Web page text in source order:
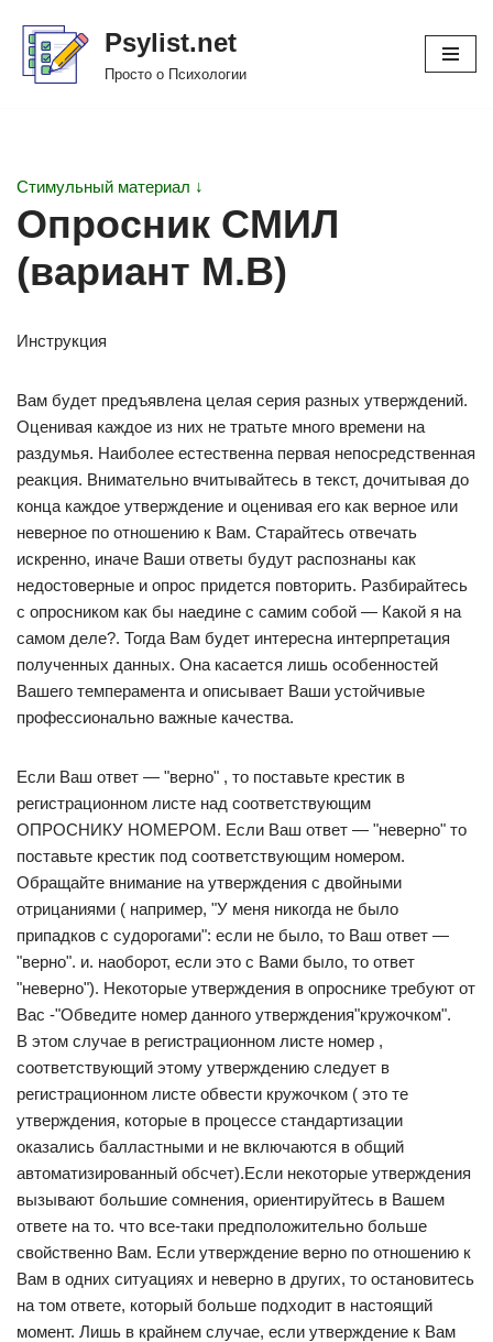
Перейти
Psylist.net
Просто о Психологии
Стимульный материал ↓
Опросник СМИЛ
(вариант М.В)
Инструкция
Вам будет предъявлена целая серия разных утверждений.
Оценивая каждое из них не тратьте много времени на
раздумья. Наиболее естественна первая непосредственная
реакция. Внимательно вчитывайтесь в текст, дочитывая до
конца каждое утверждение и оценивая его как верное или
неверное по отношению к Вам. Старайтесь отвечать
искренно, иначе Ваши ответы будут распознаны как
недостоверные и опрос придется повторить. Разбирайтесь
с опросником как бы наедине с самим собой — Какой я на
самом деле?. Тогда Вам будет интересна интерпретация
полученных данных. Она касается лишь особенностей
Вашего темперамента и описывает Ваши устойчивые
профессионально важные качества.
Если Ваш ответ — "верно" , то поставьте крестик в
регистрационном листе над соответствующим
ОПРОСНИКУ НОМЕРОМ. Если Ваш ответ — "неверно" то
поставьте крестик под соответствующим номером.
Обращайте внимание на утверждения с двойными
отрицаниями ( например, "У меня никогда не было
припадков с судорогами": если не было, то Ваш ответ —
"верно". и. наоборот, если это с Вами было, то ответ
"неверно"). Некоторые утверждения в опроснике требуют от
Вас -"Обведите номер данного утверждения"кружочком".
В этом случае в регистрационном листе номер ,
соответствующий этому утверждению следует в
регистрационном листе обвести кружочком ( это те
утверждения, которые в процессе стандартизации
оказались балластными и не включаются в общий
автоматизированный обсчет).Если некоторые утверждения
вызывают большие сомнения, ориентируйтесь в Вашем
ответе на то. что все-таки предположительно больше
свойственно Вам. Если утверждение верно по отношению к
Вам в одних ситуациях и неверно в других, то остановитесь
на том ответе, который больше подходит в настоящий
момент. Лишь в крайнем случае, если утверждение к Вам